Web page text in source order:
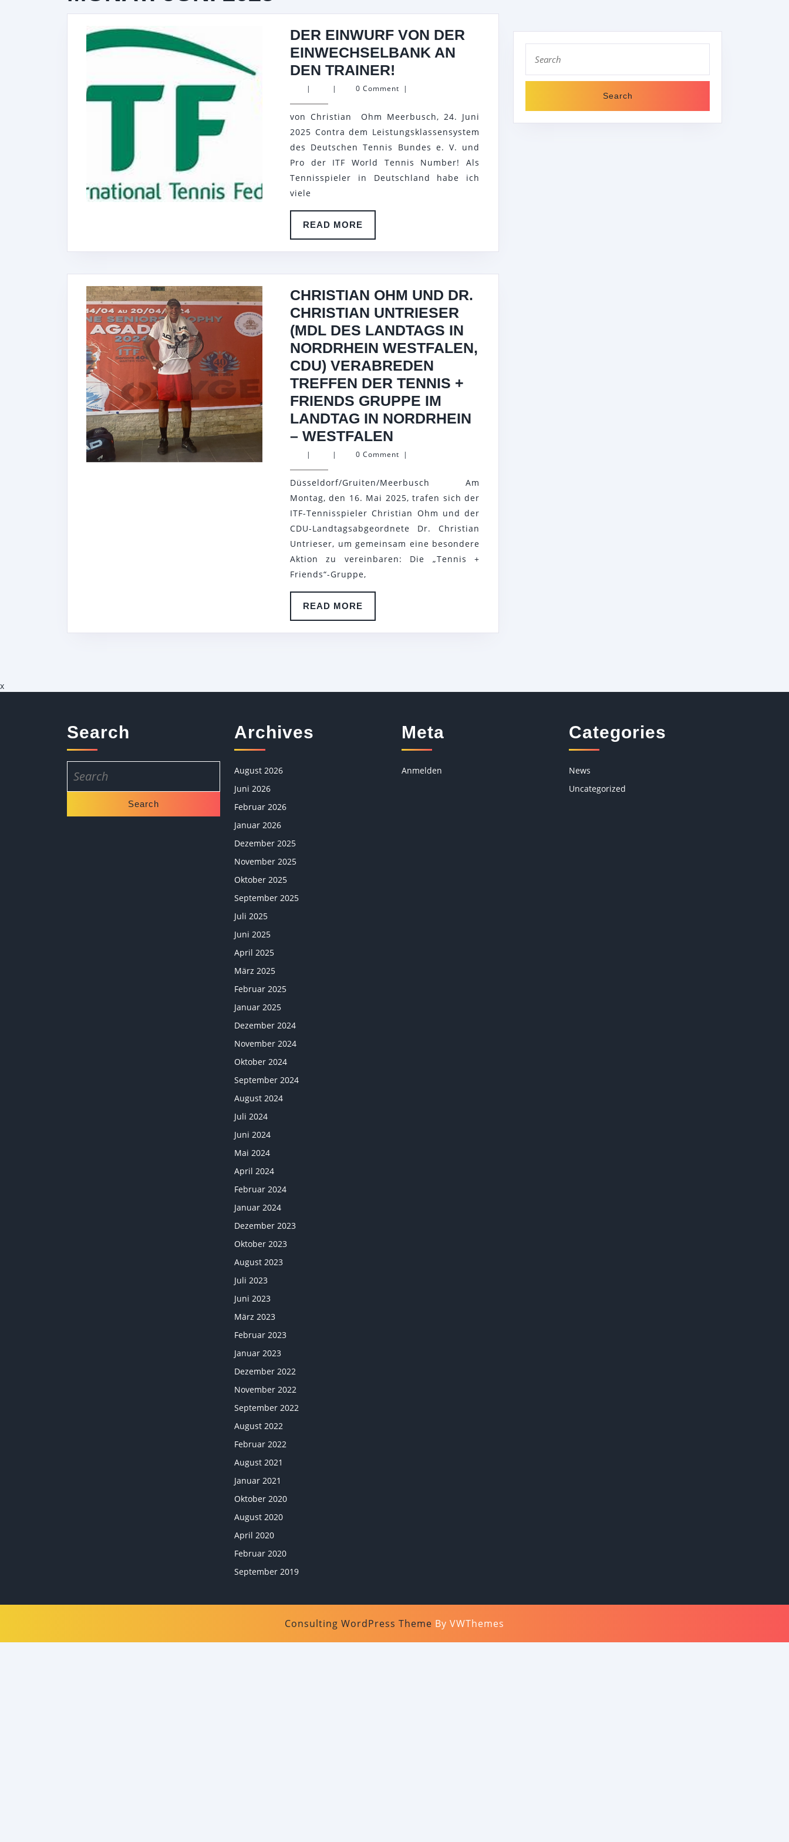
DER EINWURF VON DER
EINWECHSELBANK AN
DEN TRAINER!
EINWURF
DER
EINWECHSELBANK
AN
DEN
| | 0 Comment |
von Christian Ohm Meerbusch, 24. Juni
2025 Contra dem Leistungsklassensystem
des Deutschen Tennis Bundes e. V. und
Pro der ITF World Tennis Number! Als
Tennisspieler in Deutschland habe ich
viele
READ MORE
MORE
CHRISTIAN OHM UND DR.
CHRISTIAN UNTRIESER
(MDL DES LANDTAGS IN
NORDRHEIN WESTFALEN,
CDU) VERABREDEN
TREFFEN DER TENNIS +
FRIENDS GRUPPE IM
LANDTAG IN NORDRHEIN
– WESTFALEN
OHM
DR.
CHRISTIAN
UNTRIESER
(MDL
DES
WESTFALEN,
FRIENDS
GRUPPE
| | 0 Comment |
Düsseldorf/Gruiten/Meerbusch Am
Montag, den 16. Mai 2025, trafen sich der
ITF-Tennisspieler Christian Ohm und der
CDU-Landtagsabgeordnete Dr. Christian
Untrieser, um gemeinsam eine besondere
Aktion zu vereinbaren: Die „Tennis +
Friends“-Gruppe,
READ MORE
MORE
for:
x
Search
for:
Archives
August 2026
Juni 2026
Februar 2026
Januar 2026
Dezember 2025
November 2025
Oktober 2025
September 2025
Juli 2025
Juni 2025
April 2025
März 2025
Februar 2025
Januar 2025
Dezember 2024
November 2024
Oktober 2024
September 2024
August 2024
Juli 2024
Juni 2024
Mai 2024
April 2024
Februar 2024
Januar 2024
Dezember 2023
Oktober 2023
August 2023
Juli 2023
Juni 2023
März 2023
Februar 2023
Januar 2023
Dezember 2022
November 2022
September 2022
August 2022
Februar 2022
August 2021
Januar 2021
Oktober 2020
August 2020
April 2020
Februar 2020
September 2019
Meta
Anmelden
Categories
News
Uncategorized
Consulting WordPress Theme By VWThemes